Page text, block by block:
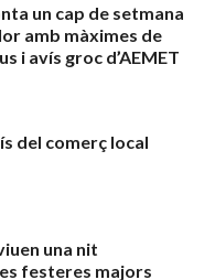
un cap de setmana
amb màximes de
i avís groc d’AEMET
del comerç local
una nit
festeres majors